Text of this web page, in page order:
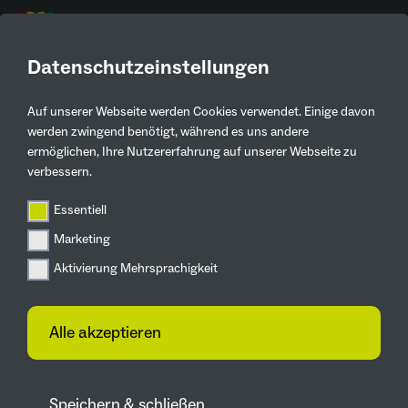
Datenschutzeinstellungen
Auf unserer Webseite werden Cookies verwendet. Einige davon
werden zwingend benötigt, während es uns andere
ermöglichen, Ihre Nutzererfahrung auf unserer Webseite zu
verbessern.
Essentiell
Marketing
Aktivierung Mehrsprachigkeit
Alle akzeptieren
PRESSEMELDUNGEN
Zurück
IGA 2027
IGA 2027 Ruhrgebiet
zeigt Flagge beim
„Gärten für alle“ – Internationale